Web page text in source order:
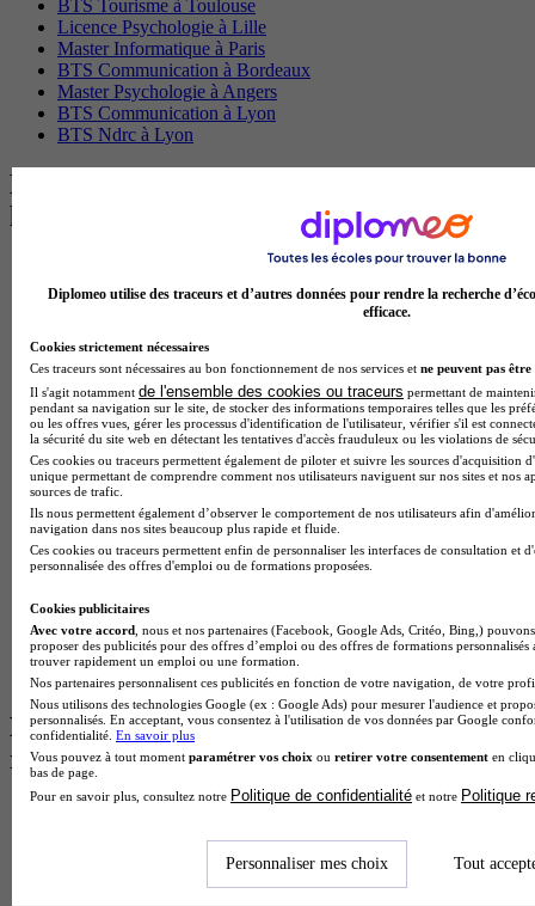
BTS Tourisme à Toulouse
Licence Psychologie à Lille
Master Informatique à Paris
BTS Communication à Bordeaux
Master Psychologie à Angers
BTS Communication à Lyon
BTS Ndrc à Lyon
Les intitulés de diplôme par alternance
les plus recherchés
BTS Dietetique en alternance
BTS Sp3s en alternance
Master CCA en alternance
BTS Ndrc en alternance
BTS Sam en alternance
Cap Fleuriste en alternance
BTS Sio en alternance
MSc Marketing Digital en alternance
BTS Gpme en alternance
Cap Electricien en alternance
BTS Gpn en alternance
BTS Domotique en alternance
BTS Sta en alternance
BTS Iris en alternance
BTS Tpl en alternance
BTS Ati en alternance
Les diplômes par filière les plus
recherchés
CS Sport
Diplomeo utilise des traceurs et d’autres données pour rendre la recherche
efficace.
Cookies strictement nécessaires
Ces traceurs sont nécessaires au bon fonctionnement de nos services et ne peuvent pas être
Il s'agit notamment de l'ensemble des cookies ou traceurs permettant de
pendant sa navigation sur le site, de stocker des informations temporaires telles que les
ou les offres vues, gérer les processus d'identification de l'utilisateur, vérifier s'il est
la sécurité du site web en détectant les tentatives d'accès frauduleux ou les violations de
Ces cookies ou traceurs permettent également de piloter et suivre les sources d'acquisition
unique permettant de comprendre comment nos utilisateurs naviguent sur nos sites et nos
sources de trafic.
Ils nous permettent également d’observer le comportement de nos utilisateurs afin
navigation dans nos sites beaucoup plus rapide et fluide.
Ces cookies ou traceurs permettent enfin de personnaliser les interfaces de consultation et
personnalisée des offres d'emploi ou de formations proposées.
Cookies publicitaires
Avec votre accord , nous et nos partenaires (Facebook, Google Ads, Critéo, Bing,)
proposer des publicités pour des offres d’emploi ou des offres de formations
trouver rapidement un emploi ou une formation.
Nos partenaires personnalisent ces publicités en fonction de votre navigation, de votre
Nous utilisons des technologies Google (ex : Google Ads) pour mesurer l'audience et
personnalisés. En acceptant, vous consentez à l'utilisation de vos données par Google
confidentialité. En savoir plus
Vous pouvez à tout moment paramétrer vos choix ou retirer votre consentement en
bas de page.
Pour en savoir plus, consultez notre Politique de confidentialité et notre Politique
Personnaliser mes choix Tout